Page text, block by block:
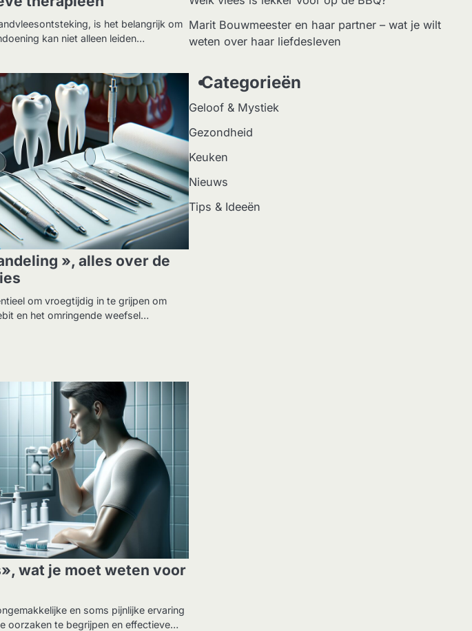
is het belangrijk om
kan niet alleen leiden…
», alles over de
om vroegtijdig in te grijpen om
en het omringende weefsel…
wat je moet weten voor
en soms pijnlijke ervaring
oorzaken te begrijpen en effectieve…
Marit Bouwmeester en haar partner – wat je wilt
weten over haar liefdesleven
Categorieën
Geloof & Mystiek
Gezondheid
Keuken
Nieuws
Tips & Ideeën